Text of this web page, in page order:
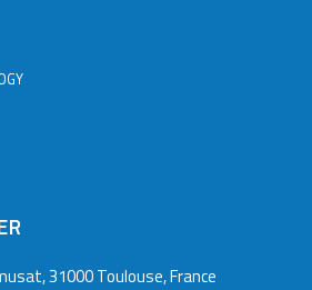
31000 Toulouse, France